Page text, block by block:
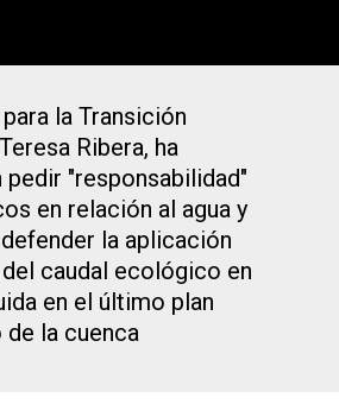
la Transición
Ribera, ha
pedir "responsabilidad"
en relación al agua y
la aplicación
caudal ecológico en
en el último plan
la cuenca